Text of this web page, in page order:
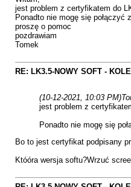
jest problem z certyfikatem do
Ponadto nie mogę się połączyć
proszę o pomoc
pozdrawiam
Tomek
RE: LK3.5-NOWY SOFT -
(10-12-2021, 10:03 PM)
jest problem z
Ponadto nie mogę się
Bo to jest certyfikat podpisany
Któóra wersja softu?Wrzuć